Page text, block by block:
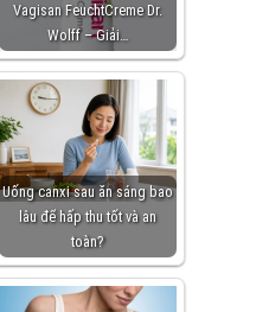
Vagisan FeuchtCreme Dr.
Wolff – Giải…
Uống canxi sau ăn sáng bao
lâu để hấp thu tốt và an
toàn?